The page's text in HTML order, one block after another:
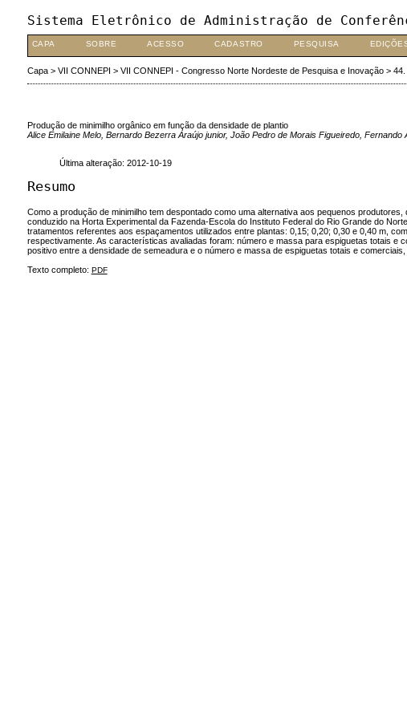
Sistema Eletrônico de Administração de
CAPA SOBRE ACESSO CADASTRO PESQUISA
Capa> VII CONNEPI > VII CONNEPI - Congresso Norte Nordeste de Pesquisa e Inovação> 44.
Produção de minimilho orgânico em função da densidade de plantio
Alice Emilaine Melo, Bernardo Bezerra Araújo junior, João Pedro de Morais Figueiredo,
Última alteração: 2012-10-19
Resumo
Como a produção de minimilho tem despontado como uma alternativa aos pequenos
conduzido na Horta Experimental da Fazenda-Escola do Instituto Federal do Rio Grande do
tratamentos referentes aos espaçamentos utilizados entre plantas: 0,15; 0,20; 0,30 e 0,40 m,
respectivamente. As características avaliadas foram: número e massa para espiguetas totais
positivo entre a densidade de semeadura e o número e massa de espiguetas totais e
Texto completo: PDF